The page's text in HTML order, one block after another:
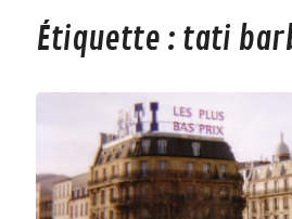
Étiquette : tati